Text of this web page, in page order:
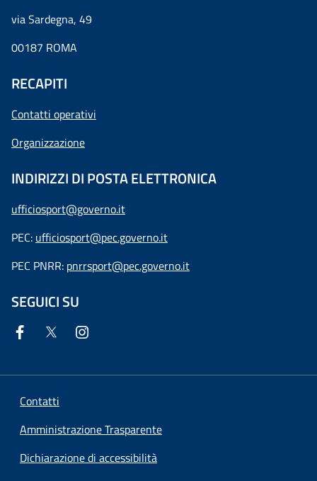
via Sardegna, 49
00187 ROMA
RECAPITI
Contatti operativi
Organizzazione
INDIRIZZI DI POSTA ELETTRONICA
ufficiosport@governo.it
PEC: ufficiosport@pec.governo.it
PEC PNRR: pnrrsport@pec.governo.it
SEGUICI SU
Contatti
Amministrazione Trasparente
Dichiarazione di accessibilità